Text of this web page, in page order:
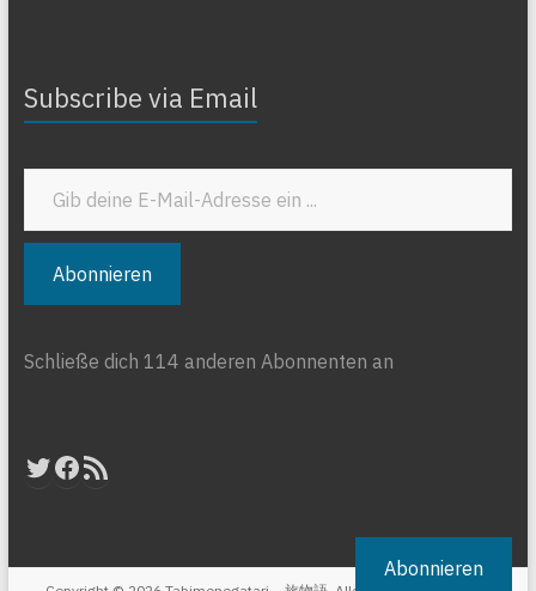
Subscribe via Email
Gib deine E-Mail-Adresse ein ...
Abonnieren
Schließe dich 114 anderen Abonnenten an
Twitter
Facebook
RSS-Feed
Abonnieren